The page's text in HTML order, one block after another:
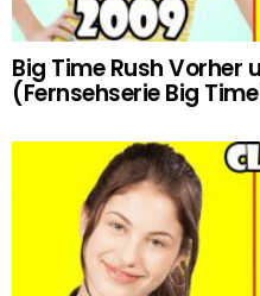
Big Time Rush Vorher
(Fernsehserie Big